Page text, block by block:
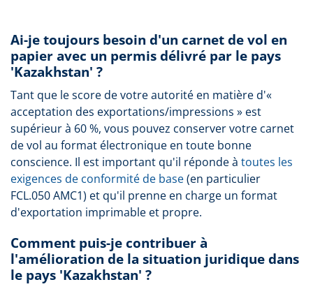
Ai-je toujours besoin d'un carnet de vol en
papier avec un permis délivré par le pays
'Kazakhstan' ?
Tant que le score de votre autorité en matière d'«
acceptation des exportations/impressions » est
supérieur à 60 %, vous pouvez conserver votre carnet
de vol au format électronique en toute bonne
conscience. Il est important qu'il réponde à toutes les
exigences de conformité de base(en particulier
FCL.050 AMC1) et qu'il prenne en charge un format
d'exportation imprimable et propre.
Comment puis-je contribuer à
l'amélioration de la situation juridique dans
le pays 'Kazakhstan' ?